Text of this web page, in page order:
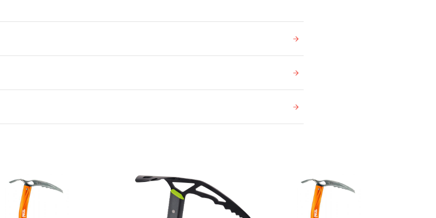
0,000 × 0,000 × 0,000 cm